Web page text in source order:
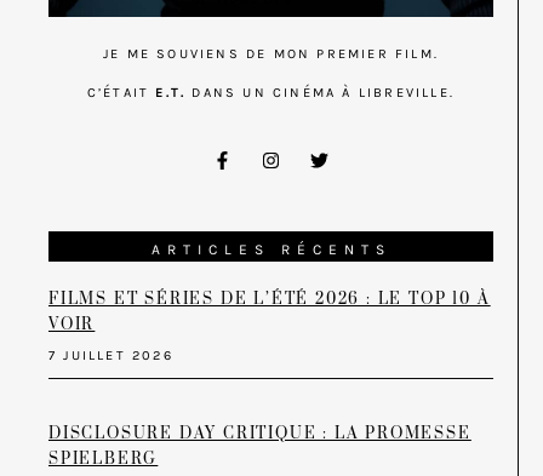
JE ME SOUVIENS DE MON PREMIER FILM.
C’ÉTAIT E.T. DANS UN CINÉMA À LIBREVILLE.
ARTICLES RÉCENTS
FILMS ET SÉRIES DE L’ÉTÉ 2026 : LE TOP 10 À
VOIR
7 JUILLET 2026
DISCLOSURE DAY CRITIQUE : LA PROMESSE
SPIELBERG